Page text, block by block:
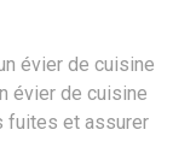
évier de cuisine
évier de cuisine
fuites et assurer